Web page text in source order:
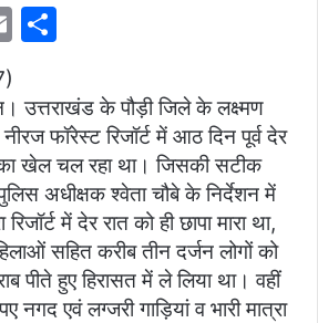
E
ai
l
ar
e
उत्तराखंड के पौड़ी जिले के लक्ष्मण
फॉरेस्ट रिजॉर्ट में आठ दिन पूर्व देर
खेल चल रहा था। जिसकी सटीक
अधीक्षक श्वेता चौबे के निर्देशन में
में देर रात को ही छापा मारा था,
सहित करीब तीन दर्जन लोगों को
हुए हिरासत में ले लिया था। वहीं
एवं लग्जरी गाड़ियां व भारी मात्रा